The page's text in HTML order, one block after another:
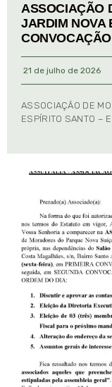
ASSOCIAÇÃO
JARDIM NOVA
CONVOCAÇÃO
21 de julho de 2026
ASSOCIAÇÃO DE
ESPÍRITO SANTO –